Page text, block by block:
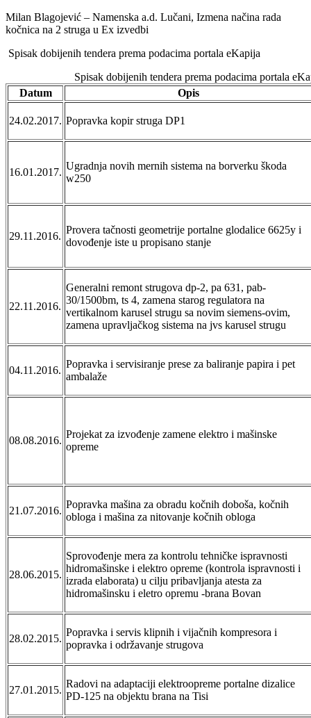
Milan Blagojević – Namenska a.d. Lučani, Izmena načina rada
kočnica na 2 struga u Ex izvedbi
Spisak dobijenih tendera prema podacima portala eKapija
Spisak dobijenih tendera prema podacima portala
Datum
Opis
24.02.2017. Popravka kopir struga DP1
16.01.2017.
Ugradnja novih mernih sistema na borverku škoda
w250
29.11.2016.
Provera tačnosti geometrije portalne glodalice 6625y i
dovođenje iste u propisano stanje
22.11.2016.
Generalni remont strugova dp-2, pa 631, pab-
30/1500bm, ts 4, zamena starog regulatora na
vertikalnom karusel strugu sa novim siemens-ovim,
zamena upravljačkog sistema na jvs karusel strugu
04.11.2016.
Popravka i servisiranje prese za baliranje papira i pet
ambalaže
08.08.2016.
Projekat za izvođenje zamene elektro i mašinske
opreme
21.07.2016.
Popravka mašina za obradu kočnih doboša, kočnih
obloga i mašina za nitovanje kočnih obloga
28.06.2015.
Sprovođenje mera za kontrolu tehničke ispravnosti
hidromašinske i elektro opreme (kontrola ispravnosti i
izrada elaborata) u cilju pribavljanja atesta za
hidromašinsku i eletro opremu -brana Bovan
28.02.2015.
Popravka i servis klipnih i vijačnih kompresora i
popravka i održavanje strugova
27.01.2015.
Radovi na adaptaciji elektroopreme portalne dizalice
PD-125 na objektu brana na Tisi